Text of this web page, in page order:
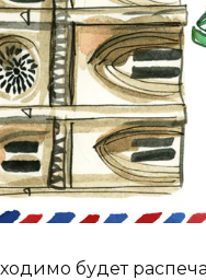
будет